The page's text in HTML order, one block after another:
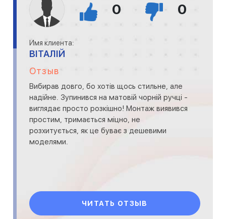
0 0
Имя клиента:
ВІТАЛІЙ
Отзыв
Вибирав довго, бо хотів щось стильне, але
надійне. Зупинився на матовій чорній ручці -
виглядає просто розкішно! Монтаж виявився
простим, тримається міцно, не
розхитується, як це буває з дешевими
моделями.
ЧИТАТЬ ОТЗЫВ